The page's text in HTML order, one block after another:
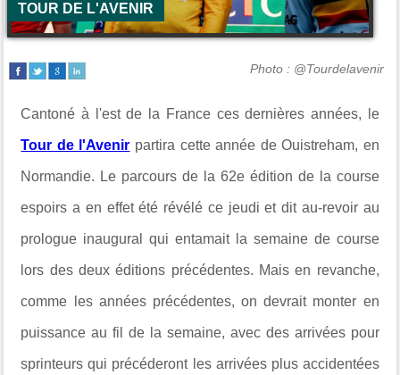
TOUR DE L'AVENIR
Photo : @Tourdelavenir
Cantoné à l'est de la France ces dernières années, le
Tour de l'Avenir partira cette année de Ouistreham, en
Normandie. Le parcours de la 62e édition de la course
espoirs a en effet été révélé ce jeudi et dit au-revoir au
prologue inaugural qui entamait la semaine de course
lors des deux éditions précédentes. Mais en revanche,
comme les années précédentes, on devrait monter en
puissance au fil de la semaine, avec des arrivées pour
sprinteurs qui précéderont les arrivées plus accidentées